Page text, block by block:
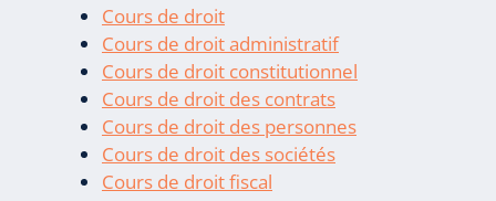
Cours de droit
Cours de droit administratif
Cours de droit constitutionnel
Cours de droit des contrats
Cours de droit des personnes
Cours de droit des sociétés
Cours de droit fiscal